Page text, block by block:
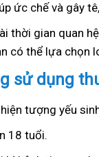
ức chế và gây
thời gian quan
có thể lựa chọn
sử dụng
tượng yếu
18 tuổi.